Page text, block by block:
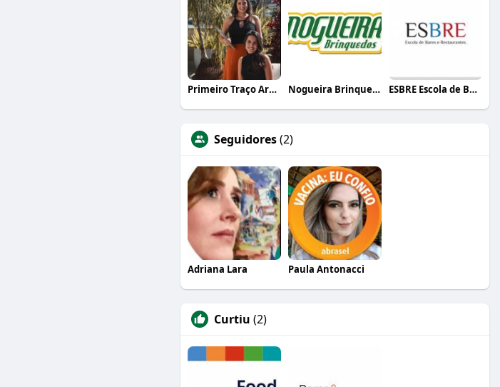
Primeiro Traço Arquitetura Nogueira Brinquedos ESBRE Escola de Bares e Restaurantes
Seguidores(2)
Adriana Lara Paula Antonacci
Curtiu (2)